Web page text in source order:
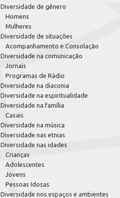
Diversidade de gênero
Homens
Mulheres
Diversidade de situações
Acompanhamento e Consolação
Diversidade na comunicação
Jornais
Programas de Rádio
Diversidade na diaconia
Diversidade na espiritualidade
Diversidade na família
Casais
Diversidade na música
Diversidade nas etnias
Diversidade nas idades
Crianças
Adolescentes
Jovens
Pessoas Idosas
Diversidade nos espaços e ambientes